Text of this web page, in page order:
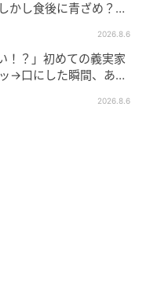
し食後に青ざめ？通
2026.8.6
！？」初めての義実家
→口にした瞬間、あ
2026.8.6